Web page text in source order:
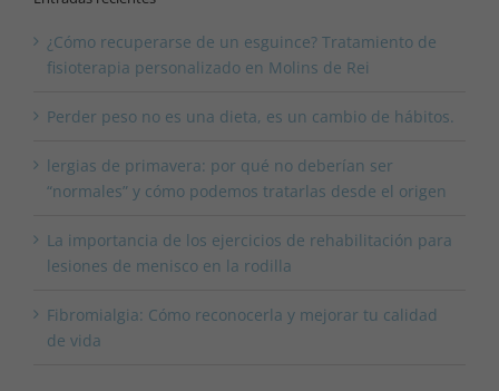
¿Cómo recuperarse de un esguince? Tratamiento de
fisioterapia personalizado en Molins de Rei
Perder peso no es una dieta, es un cambio de hábitos.
lergias de primavera: por qué no deberían ser
“normales” y cómo podemos tratarlas desde el origen
La importancia de los ejercicios de rehabilitación para
lesiones de menisco en la rodilla
Fibromialgia: Cómo reconocerla y mejorar tu calidad
de vida